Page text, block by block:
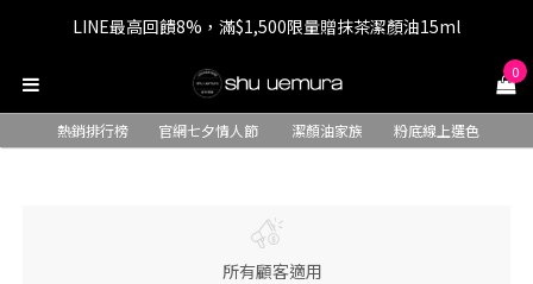
七夕情人節 全站9折，下單享免運+贈$200回購金
LINE最高回饋8%，滿$1,500限量贈抹茶潔顏油15ml
七夕情人節 全站9折，下單享免運+贈$200回購金 0
熱銷排行榜 官網七夕情人節 潔顏油家族 粉底線上選色
所有顧客適用